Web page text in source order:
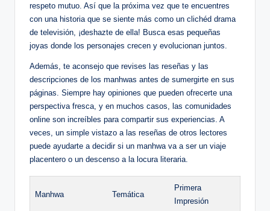
respeto mutuo. Así que la próxima vez que​ te encuentres
con una historia⁢ que se siente más como un clichéd drama⁣
de televisión, ¡deshazte de ella! Busca esas pequeñas
‍joyas donde ⁣los personajes ‍crecen y evolucionan juntos.
Además, te aconsejo que revises las reseñas y las⁣
descripciones de los⁢ manhwas antes de⁣ sumergirte en sus
páginas. Siempre hay opiniones que pueden ofrecerte una
perspectiva fresca, y en muchos ⁤casos, las comunidades
online son increíbles para compartir sus experiencias. A
veces, un simple ‍vistazo a las ⁤reseñas de otros ‌lectores
‍puede ayudarte a decidir si un manhwa va a ser un viaje
placentero o un‌ descenso ‍a la locura literaria.
Manhwa Temática
Primera
Impresión